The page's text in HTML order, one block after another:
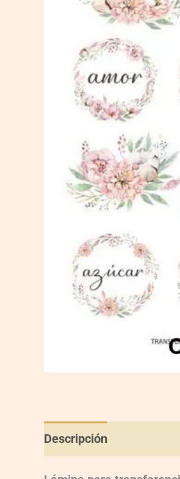
Descripción